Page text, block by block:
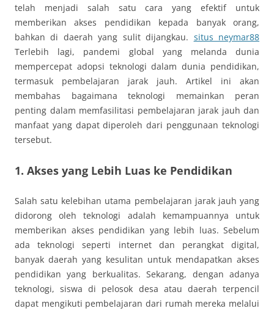
telah menjadi salah satu cara yang efektif untuk
memberikan akses pendidikan kepada banyak orang,
bahkan di daerah yang sulit dijangkau. situs neymar88
Terlebih lagi, pandemi global yang melanda dunia
mempercepat adopsi teknologi dalam dunia pendidikan,
termasuk pembelajaran jarak jauh. Artikel ini akan
membahas bagaimana teknologi memainkan peran
penting dalam memfasilitasi pembelajaran jarak jauh dan
manfaat yang dapat diperoleh dari penggunaan teknologi
tersebut.
1. Akses yang Lebih Luas ke Pendidikan
Salah satu kelebihan utama pembelajaran jarak jauh yang
didorong oleh teknologi adalah kemampuannya untuk
memberikan akses pendidikan yang lebih luas. Sebelum
ada teknologi seperti internet dan perangkat digital,
banyak daerah yang kesulitan untuk mendapatkan akses
pendidikan yang berkualitas. Sekarang, dengan adanya
teknologi, siswa di pelosok desa atau daerah terpencil
dapat mengikuti pembelajaran dari rumah mereka melalui